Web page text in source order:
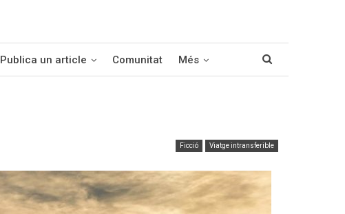
Publica un article Comunitat Més
Ficció Viatge intransferible